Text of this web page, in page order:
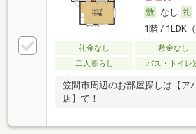
なし
1階 / 1LDK
礼金なし 敷金なし
二人暮らし
バス・トイレ
笠間市周辺のお部屋探しは【ア
店】で！